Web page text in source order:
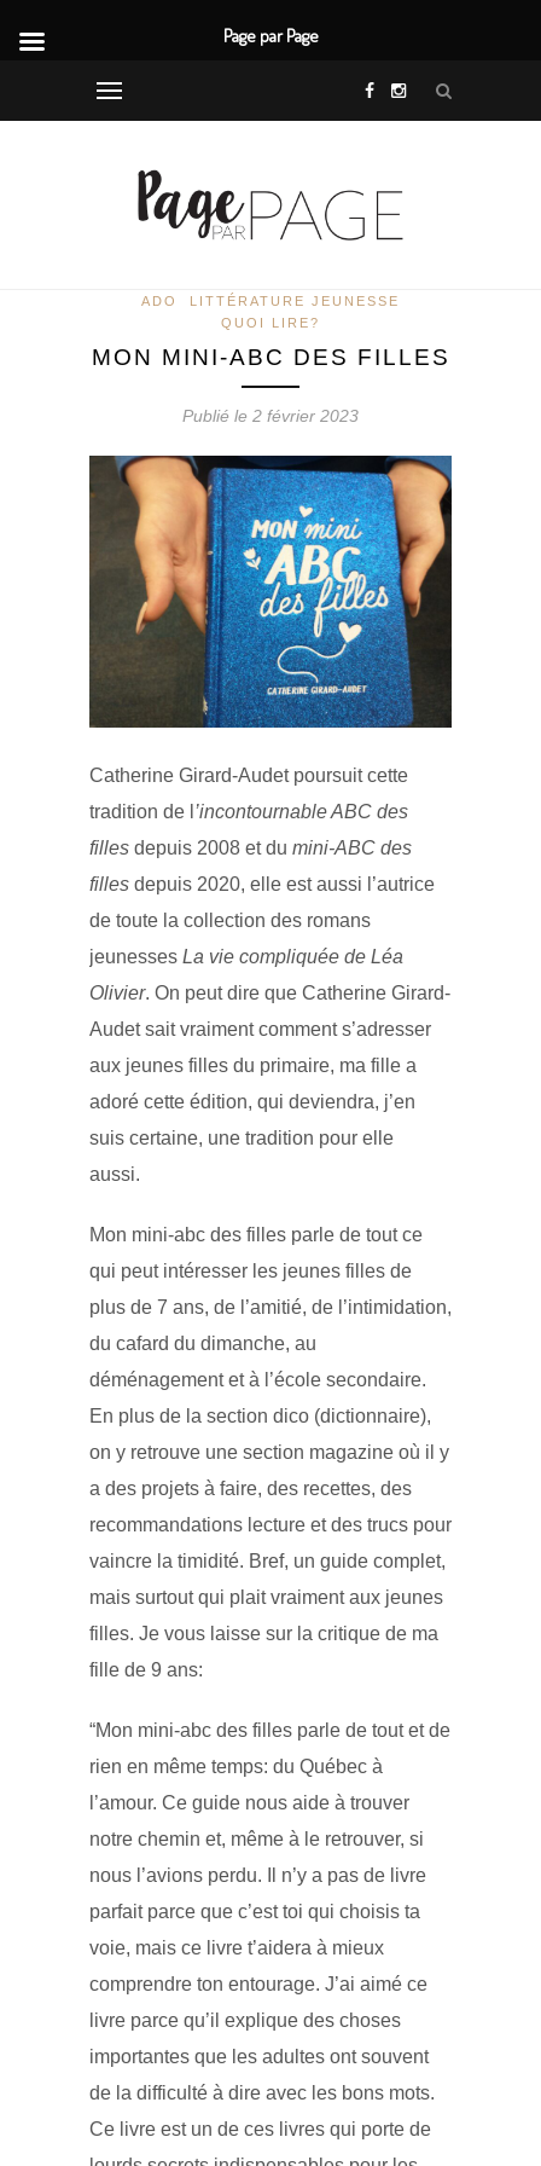
ADO
LITTÉRATURE JEUNESSE
QUOI LIRE?
MON MINI-ABC DES FILLES
Publié le 2 février 2023
Catherine Girard-Audet poursuit cette
tradition de l ’incontournable ABC des
filles depuis 2008 et du mini-ABC des
filles depuis 2020, elle est aussi l’autrice
de toute la collection des romans
jeunesses La vie compliquée de Léa
Olivier. On peut dire que Catherine Girard-
Audet sait vraiment comment s’adresser
aux jeunes filles du primaire, ma fille a
adoré cette édition, qui deviendra, j’en
suis certaine, une tradition pour elle
aussi.
Mon mini-abc des filles parle de tout ce
qui peut intéresser les jeunes filles de
plus de 7 ans, de l’amitié, de l’intimidation,
du cafard du dimanche, au
déménagement et à l’école secondaire.
En plus de la section dico (dictionnaire),
on y retrouve une section magazine où il y
a des projets à faire, des recettes, des
recommandations lecture et des trucs pour
vaincre la timidité. Bref, un guide complet,
mais surtout qui plait vraiment aux jeunes
filles. Je vous laisse sur la critique de ma
fille de 9 ans:
“Mon mini-abc des filles parle de tout et de
rien en même temps: du Québec à
l’amour. Ce guide nous aide à trouver
notre chemin et, même à le retrouver, si
nous l’avions perdu. Il n’y a pas de livre
parfait parce que c’est toi qui choisis ta
voie, mais ce livre t’aidera à mieux
comprendre ton entourage. J’ai aimé ce
livre parce qu’il explique des choses
importantes que les adultes ont souvent
de la difficulté à dire avec les bons mots.
Ce livre est un de ces livres qui porte de
Page par Page